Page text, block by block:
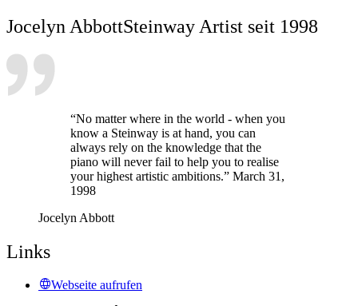
Jocelyn AbbottSteinway Artist seit 1998
“No matter where in the world - when you
know a Steinway is at hand, you can
always rely on the knowledge that the
piano will never fail to help you to realise
your highest artistic ambitions.” March 31,
1998
Jocelyn Abbott
Links
Webseite aufrufen